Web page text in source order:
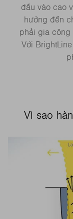
đầu vào cao
hưởng đến
phải gia công
Với
Vì sao